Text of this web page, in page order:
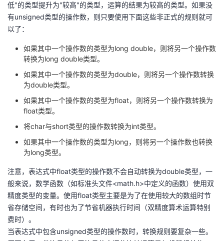
低"的类型提升为"较高"的类型，运算的结果为较高的类型。如果没
有unsigned类型的操作数，则只要使用下面这些非正式的规则就可
以了：
如果其中一个操作数的类型为long double，则将另一个操作数
转换为long double类型。
如果其中一个操作数的类型为double，则将另一个操作数转换
为double类型。
如果其中一个操作数的类型为float，则将另一个操作数转换为
float类型。
将char与short类型的操作数转换为int类型。
如果其中一个操作数的类型为long，则将另一个操作数也转换
为long类型。
注意，表达式中float类型的操作数不会自动转换为double类型，一
般来说，数学函数（如标准头文件<math.h>中定义的函数）使用双
精度类型的变量。使用float类型主要是为了在使用较大的数组时节
省存储空间，有时也为了节省机器执行时间（双精度算术运算特别
费时）。
当表达式中包含unsigned类型的操作数时，转换规则要复杂一些。